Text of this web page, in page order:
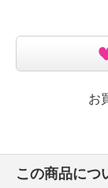
お
この商品につ